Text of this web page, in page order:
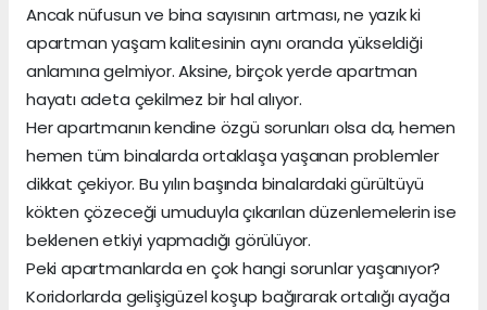
Ancak nüfusun ve bina sayısının artması, ne yazık ki
apartman yaşam kalitesinin aynı oranda yükseldiği
anlamına gelmiyor. Aksine, birçok yerde apartman
hayatı adeta çekilmez bir hal alıyor.
Her apartmanın kendine özgü sorunları olsa da, hemen
hemen tüm binalarda ortaklaşa yaşanan problemler
dikkat çekiyor. Bu yılın başında binalardaki gürültüyü
kökten çözeceği umuduyla çıkarılan düzenlemelerin ise
beklenen etkiyi yapmadığı görülüyor.
Peki apartmanlarda en çok hangi sorunlar yaşanıyor?
Koridorlarda gelişigüzel koşup bağırarak ortalığı ayağa